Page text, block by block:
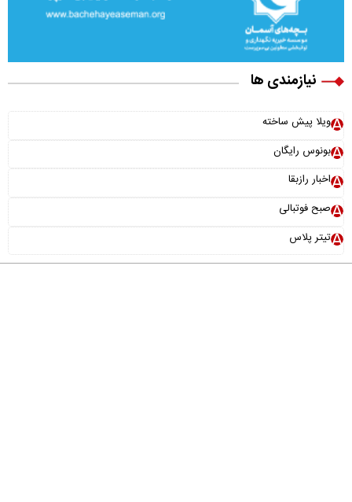
نیازمندی ها
ویلا پیش ساخته
بونوس رایگان
اخبار رازبقا
صبح فوتبالی
تیتر پلاس